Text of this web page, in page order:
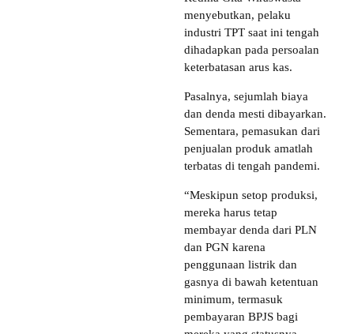
menyebutkan, pelaku
industri TPT saat ini tengah
dihadapkan pada persoalan
keterbatasan arus kas.
Pasalnya, sejumlah biaya
dan denda mesti dibayarkan.
Sementara, pemasukan dari
penjualan produk amatlah
terbatas di tengah pandemi.
“Meskipun setop produksi,
mereka harus tetap
membayar denda dari PLN
dan PGN karena
penggunaan listrik dan
gasnya di bawah ketentuan
minimum, termasuk
pembayaran BPJS bagi